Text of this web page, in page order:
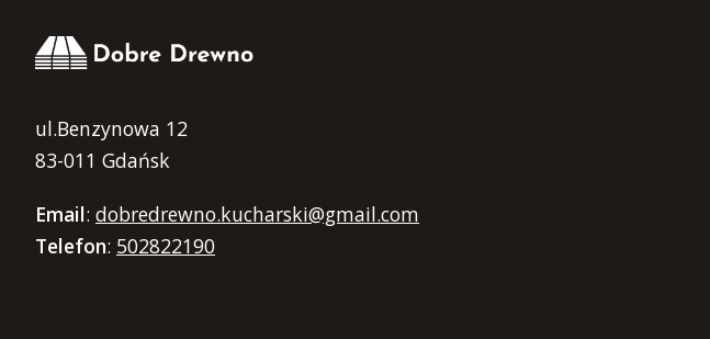
ul.Benzynowa 12
83-011 Gdańsk
Email: dobredrewno.kucharski@gmail.com
Telefon: 502822190